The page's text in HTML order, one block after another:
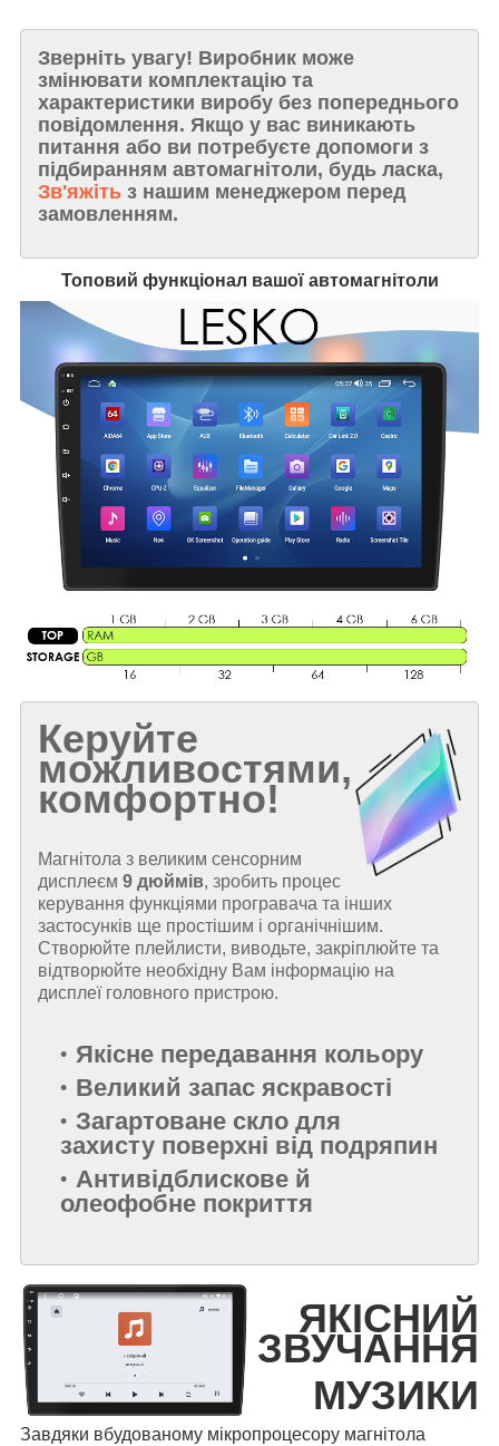
Зверніть увагу! Виробник може
змінювати комплектацію та
характеристики виробу без попереднього
повідомлення. Якщо у вас виникають
питання або ви потребуєте допомоги з
підбиранням автомагнітоли, будь ласка,
Зв'яжіть з нашим менеджером перед
замовленням.
Топовий функціонал вашої автомагнітоли
Керуйте
можливостями,
комфортно!
Магнітола з великим сенсорним
дисплеєм 9 дюймів, зробить процес
керування функціями програвача та інших
застосунків ще простішим і органічнішим.
Створюйте плейлисти, виводьте, закріплюйте та
відтворюйте необхідну Вам інформацію на
дисплеї головного пристрою.
Якісне передавання кольору
Великий запас яскравості
Загартоване скло для
захисту поверхні від подряпин
Антивідблискове й
олеофобне покриття
ЯКІСНИЙ
ЗВУЧАННЯ
МУЗИКИ
Завдяки вбудованому мікропроцесору магнітола